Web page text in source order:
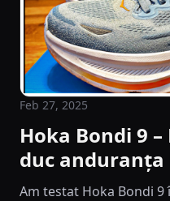
Feb 27, 2025
Hoka Bondi 9
duc
Am testat Hoka Bondi